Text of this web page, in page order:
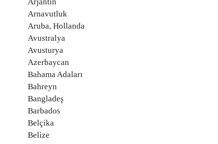
Arnavutluk
Aruba, Hollanda
Avustralya
Avusturya
Azerbaycan
Bahama Adaları
Bahreyn
Bangladeş
Barbados
Belçika
Belize